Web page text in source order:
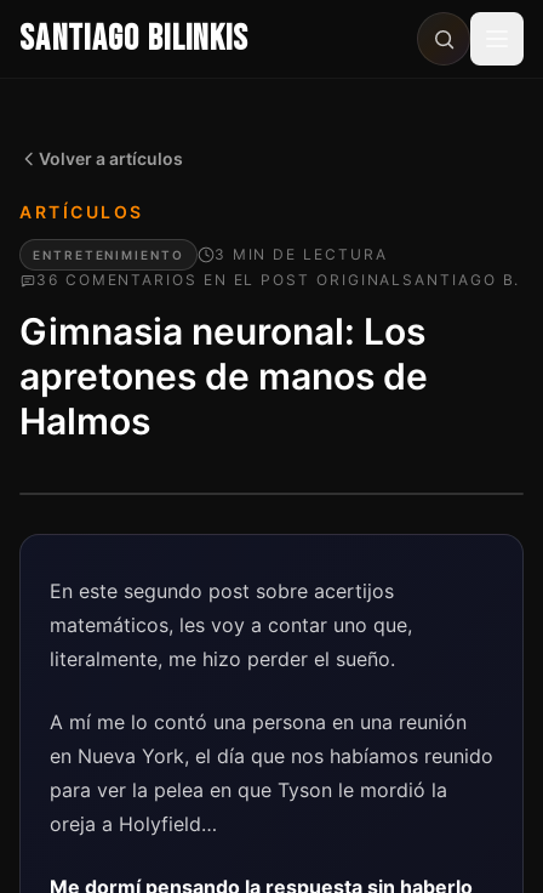
SANTIAGO BILINKIS
Volver a artículos
ARTÍCULOS
ENTRETENIMIENTO 3 MIN DE LECTURA
36 COMENTARIO S EN EL POST ORIGINAL SANTIAGO B.
Gimnasia neuronal: Los
apretones de manos de
Halmos
En este segundo post sobre acertijos
matemáticos, les voy a contar uno que,
literalmente, me hizo perder el sueño.
A mí me lo contó una persona en una reunión
en Nueva York, el día que nos habíamos reunido
para ver la pelea en que Tyson le mordió la
oreja a Holyfield…
Me dormí pensando la respuesta sin haberlo